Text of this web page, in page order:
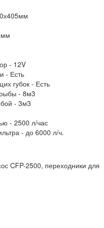
мм
- 12V
- Есть
губок - Есть
- 8м3
- 3м3
- 2500 л/час
- до 6000 л/ч.
CFP-2500, переходники для